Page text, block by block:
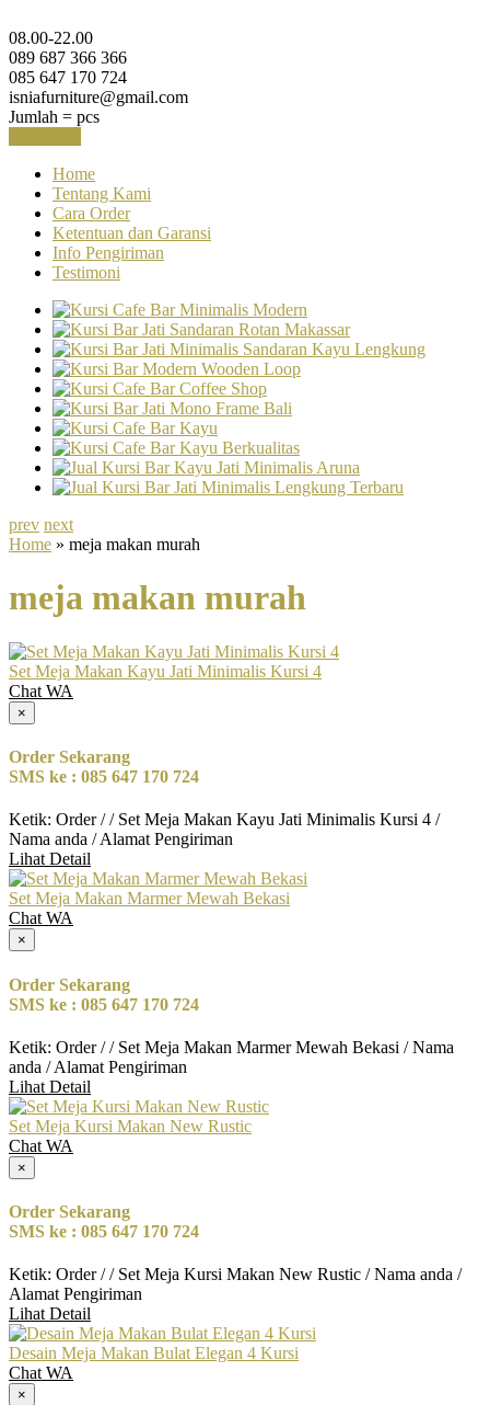
08.00-22.00
089 687 366 366
085 647 170 724
isniafurniture@gmail.com
Jumlah = pcs
Home
Tentang Kami
Cara Order
Ketentuan dan Garansi
Info Pengiriman
Testimoni
prev next
Home » meja makan murah
meja makan murah
Set Meja Makan Kayu Jati Minimalis Kursi 4
Chat WA
×
Order Sekarang
SMS ke : 085 647 170 724
Ketik: Order / / Set Meja Makan Kayu Jati Minimalis Kursi 4 /
Nama anda / Alamat Pengiriman
Lihat Detail
Set Meja Makan Marmer Mewah Bekasi
Chat WA
×
Order Sekarang
SMS ke : 085 647 170 724
Ketik: Order / / Set Meja Makan Marmer Mewah Bekasi / Nama
anda / Alamat Pengiriman
Lihat Detail
Set Meja Kursi Makan New Rustic
Chat WA
×
Order Sekarang
SMS ke : 085 647 170 724
Ketik: Order / / Set Meja Kursi Makan New Rustic / Nama anda /
Alamat Pengiriman
Lihat Detail
Desain Meja Makan Bulat Elegan 4 Kursi
Chat WA
×